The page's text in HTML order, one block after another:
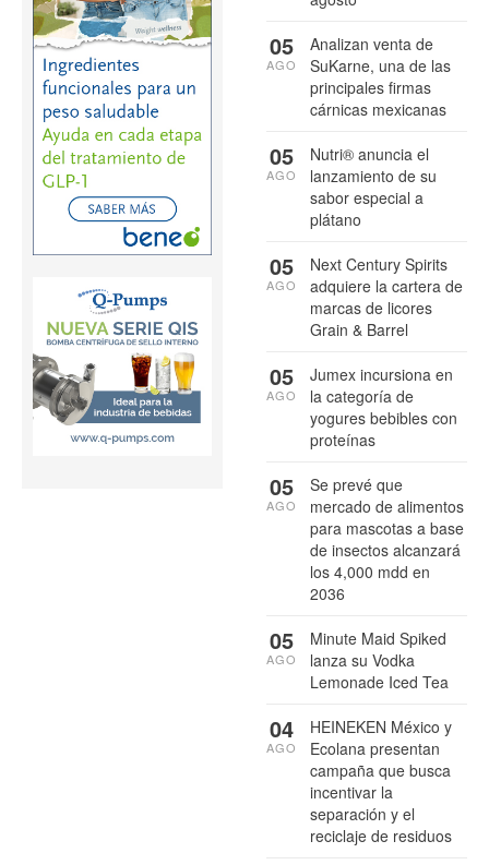
Analizan venta de
SuKarne, una de las
principales firmas
cárnicas mexicanas
05
AGO
Nutri® anuncia el
lanzamiento de su
sabor especial a
plátano
05
AGO
Next Century Spirits
adquiere la cartera de
marcas de licores
Grain & Barrel
05
AGO
Jumex incursiona en
la categoría de
yogures bebibles con
proteínas
05
AGO
Se prevé que
mercado de alimentos
para mascotas a base
de insectos alcanzará
los 4,000 mdd en
2036
05
AGO
Minute Maid Spiked
lanza su Vodka
Lemonade Iced Tea
05
AGO
HEINEKEN México y
Ecolana presentan
campaña que busca
incentivar la
separación y el
reciclaje de residuos
04
AGO